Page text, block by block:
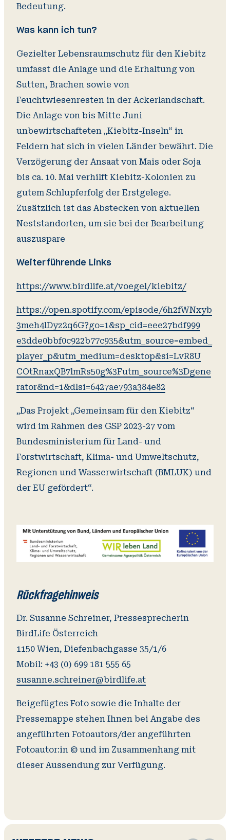
Bedeutung.
Was kann ich tun?
Gezielter Lebensraumschutz für den Kiebitz
umfasst die Anlage und die Erhaltung von
Sutten, Brachen sowie von
Feuchtwiesenresten in der Ackerlandschaft.
Die Anlage von bis Mitte Juni
unbewirtschafteten „Kiebitz-Inseln“ in
Feldern hat sich in vielen Länder bewährt. Die
Verzögerung der Ansaat von Mais oder Soja
bis ca. 10. Mai verhilft Kiebitz-Kolonien zu
gutem Schlupferfolg der Erstgelege.
Zusätzlich ist das Abstecken von aktuellen
Neststandorten, um sie bei der Bearbeitung
auszuspare
Weiterführende Links
https://www.birdlife.at/voegel/kiebitz/
https://open.spotify.com/episode/6h2fWNxyb
3meh4lDyz2q6G?go=1&sp_cid=eee27bdf999
e3dde0bbf0c922b77c935&utm_source=embed_
player_p&utm_medium=desktop&si=LvR8U
COtRnaxQB7lmRs50g%3Futm_source%3Dgene
rator&nd=1&dlsi=6427ae793a384e82
„Das Projekt „Gemeinsam für den Kiebitz“
wird im Rahmen des GSP 2023-27 vom
Bundesministerium für Land- und
Forstwirtschaft, Klima- und Umweltschutz,
Regionen und Wasserwirtschaft (BMLUK) und
der EU gefördert“.
Rückfragehinweis
Dr. Susanne Schreiner, Pressesprecherin
BirdLife Österreich
1150 Wien, Diefenbachgasse 35/1/6
susanne.schreiner@birdlife.at
Beigefügtes Foto sowie die Inhalte der
Pressemappe stehen Ihnen bei Angabe des
angeführten Fotoautors/der angeführten
Fotoautor:in © und im Zusammenhang mit
dieser Aussendung zur Verfügung.